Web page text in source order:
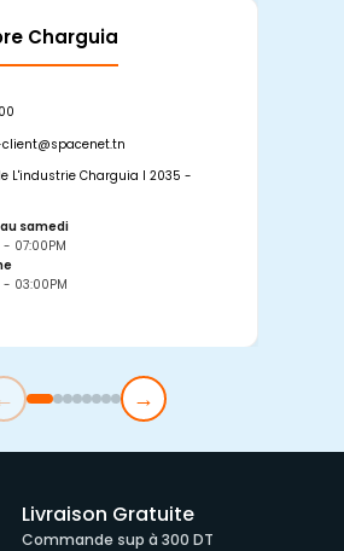
Charguia
L'industrie Charguia I 2035 -
samedi
07:00PM
03:00PM
→
Livraison Gratuite
Commande sup à 300 DT